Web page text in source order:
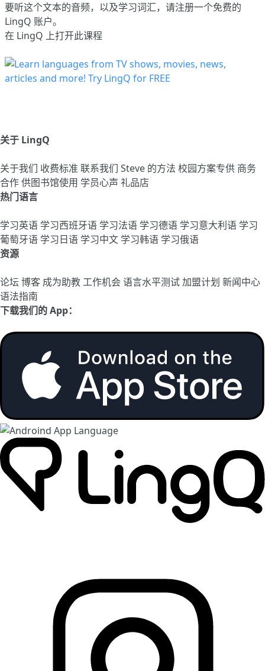
要听这个文本的音频，以及学习词汇，请注册一个免费的
LingQ 账户。
在 LingQ 上打开此课程
关于 LingQ
关于我们 收费标准 联系我们 Steve 的方法 校园方案专供 商务
合作供图书馆使用 学员心声 礼品店
热门语言
学习英语 学习西班牙语 学习法语 学习德语 学习意大利语 学习
葡萄牙语 学习日语 学习中文 学习韩语 学习俄语
资源
论坛 博客 成为助教工作机会语言水平测试加盟计划 新闻中心
语法指南
下载我们的 App：